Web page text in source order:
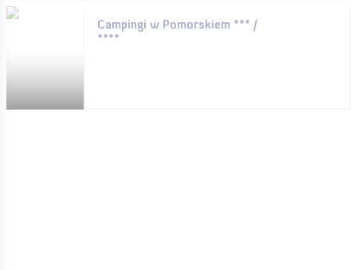
Campingi w Pomorskiem *** /
****